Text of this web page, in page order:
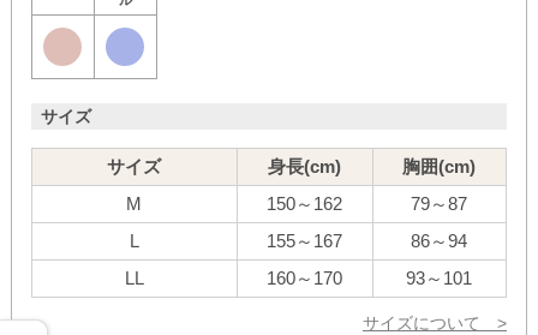
サイズ
サイズ 身長(cm)
胸囲(cm)
M
150～162
79～87
L
155～167
86～94
LL
160～170 93～101
サイズについて >